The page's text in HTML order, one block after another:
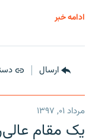
ادامه خبر
ارسال
مرداد ۰۱, ۱۳۹۷
یک مقام